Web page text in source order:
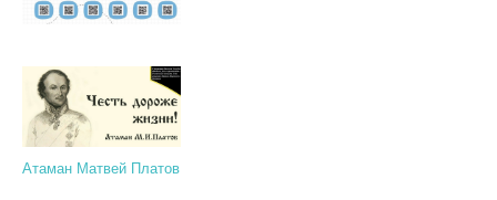
Атаман Матвей Платов